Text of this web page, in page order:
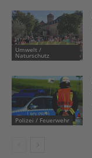
Umwelt /
Naturschutz
Polizei / Feuerwehr